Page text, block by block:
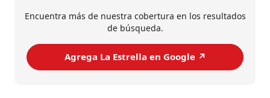
Encuentra más de nuestra cobertura en los resultados
de búsqueda.
Agrega La Estrella en Google ↗️